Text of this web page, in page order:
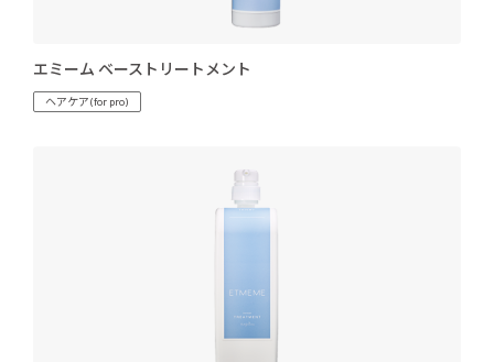
エミーム ベーストリートメント
ヘアケア(for pro)